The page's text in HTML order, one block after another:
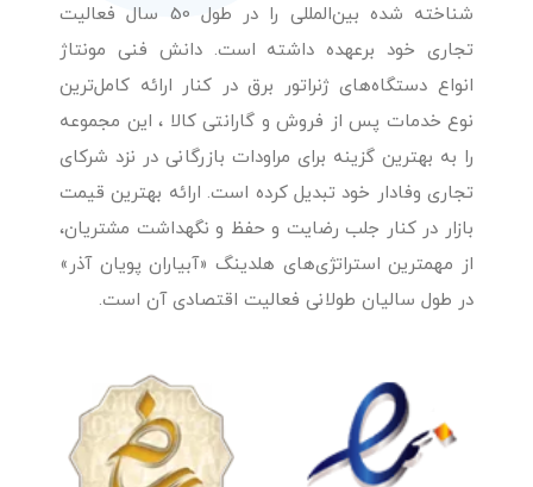
شناخته شده بین‌المللی را در طول 50 سال فعالیت
تجاری خود برعهده داشته است. دانش فنی مونتاژ
انواع دستگاه‌های ژنراتور برق در کنار ارائه کامل‌ترین
نوع خدمات پس از فروش و گارانتی کالا ، این مجموعه
را به بهترین گزینه برای مراودات بازرگانی در نزد شرکای
تجاری وفادار خود تبدیل کرده است. ارائه بهترین قیمت
بازار در کنار جلب رضایت و حفظ و نگهداشت مشتریان،
از مهمترین استراتژی‌های هلدینگ «آبیاران پویان آذر»
در طول سالیان طولانی فعالیت اقتصادی آن است.